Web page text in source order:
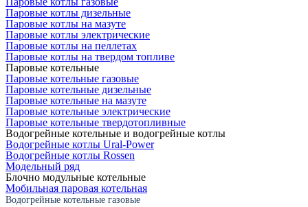
Паровые котлы дизельные
Паровые котлы на мазуте
Паровые котлы электрические
Паровые котлы на пеллетах
Паровые котлы на твердом топливе
Паровые котельные
Паровые котельные газовые
Паровые котельные дизельные
Паровые котельные на мазуте
Паровые котельные электрические
Паровые котельные твердотопливные
Водогрейные котельные и водогрейные котлы
Водогрейные котлы Ural-Power
Водогрейные котлы Rossen
Модельный ряд
Блочно модульные котельные
Мобильная паровая котельная
Водогрейные котельные газовые